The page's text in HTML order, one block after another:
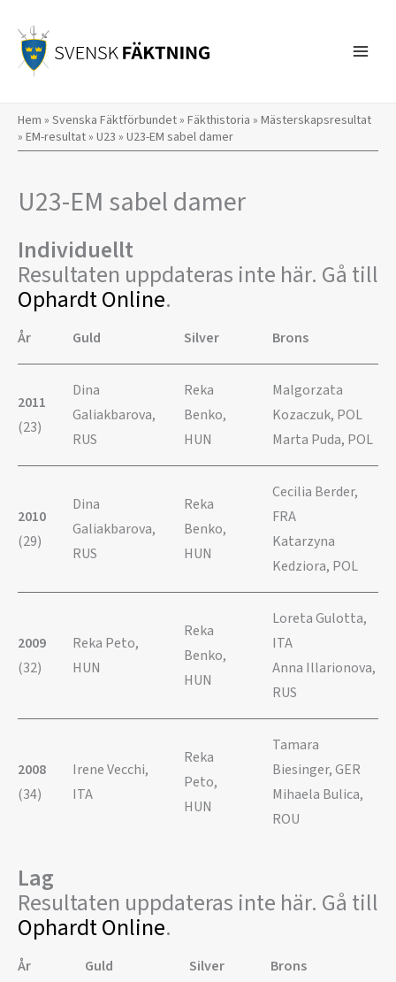
innehåll
Hem » Svenska Fäktförbundet» Fäkthistoria » Mästerskapsresultat
» EM-resultat» U23 » U23-EM sabel damer
U23-EM sabel damer
Individuellt
Resultaten uppdateras inte här. Gå till
Ophardt Online.
År Guld Silver Brons
2011
(23)
Dina
Galiakbarova,
RUS
Reka
Benko,
HUN
Malgorzata
Kozaczuk, POL
Marta Puda, POL
2010
(29)
Dina
Galiakbarova,
RUS
Reka
Benko,
HUN
Cecilia Berder,
FRA
Katarzyna
Kedziora, POL
2009
(32)
Reka Peto,
HUN
Reka
Benko,
HUN
Loreta Gulotta,
ITA
Anna Illarionova,
RUS
2008
(34)
Irene Vecchi,
ITA
Reka
Peto,
HUN
Tamara
Biesinger, GER
Mihaela Bulica,
ROU
Lag
Resultaten uppdateras inte här. Gå till
Ophardt Online.
År Guld Silver Brons